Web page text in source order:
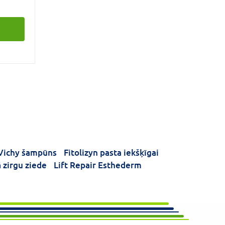
šampūns
Fitolizyn pasta iekšķīgai
zirgu ziede Lift Repair Esthederm